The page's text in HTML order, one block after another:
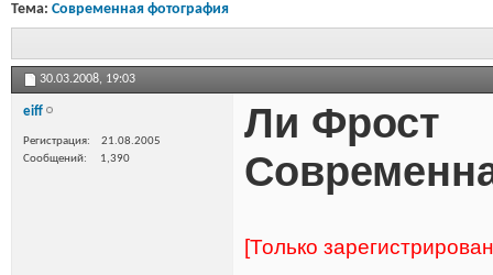
Тема: Современная фотография
30.03.2008, 19:03
eiff
Регистрация
21.08.2005
Сообщений
1,390
Ли Фрост
[Только